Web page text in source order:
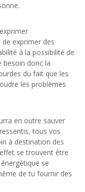
de exprimer des
à la possibilité de
besoin donc la
du fait que les
les problèmes
en outre sauver
tous vos
à destination des
se trouvent être
se
de tu fournir des